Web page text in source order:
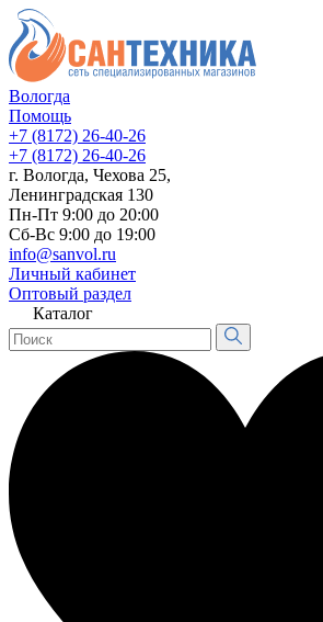
Вологда
Помощь
+7 (8172) 26-40-26
+7 (8172) 26-40-26
г. Вологда, Чехова 25,
Ленинградская 130
Пн-Пт 9:00 до 20:00
Сб-Вс 9:00 до 19:00
info@sanvol.ru
Личный кабинет
Оптовый раздел
Каталог